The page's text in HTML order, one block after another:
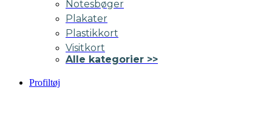
Notesbøger
Plakater
Plastikkort
Visitkort
Alle kategorier >>
Profiltøj